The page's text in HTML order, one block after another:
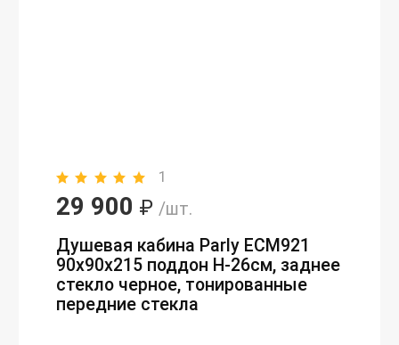
1
29 900 ₽ /шт.
Душевая кабина Parly ECM921
90х90х215 поддон H-26см, заднее
стекло черное, тонированные
передние стекла